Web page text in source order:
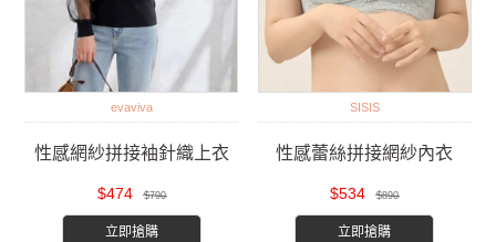
evaviva
性感網紗拼接袖針織上衣
$474 $790
立即搶購
SISIS
性感蕾絲拼接網紗內衣
$534 $890
立即搶購